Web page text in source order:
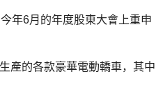
年6月的年度股東大會上重申
產的各款豪華電動轎車，其中